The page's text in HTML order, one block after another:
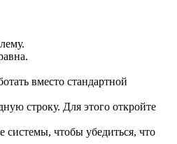
вместо стандартной
строку. Для этого откройте
системы, чтобы убедиться, что